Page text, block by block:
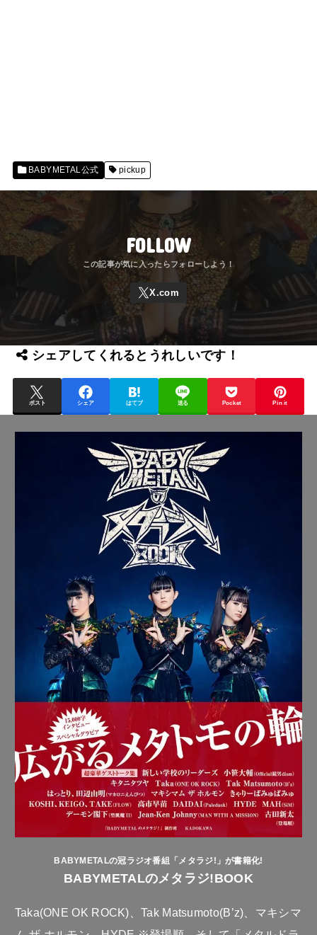
BABYMETAL公式 pickup
FOLLOW
シェアしてくれるとうれしいです！
ポスト シェア はてブ 送る Pocket Pin it
BABYMETALの冠ラジオ番組「メタラジ!」が書籍化!
BABYMETALのメタラジ!BOOK
Taka(ONE OK ROCK)、Tak Matsumoto(B’z)、マキシマ